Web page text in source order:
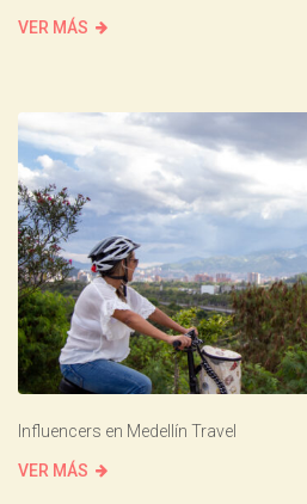
VER MÁS
Influencers en Medellín Travel
VER MÁS